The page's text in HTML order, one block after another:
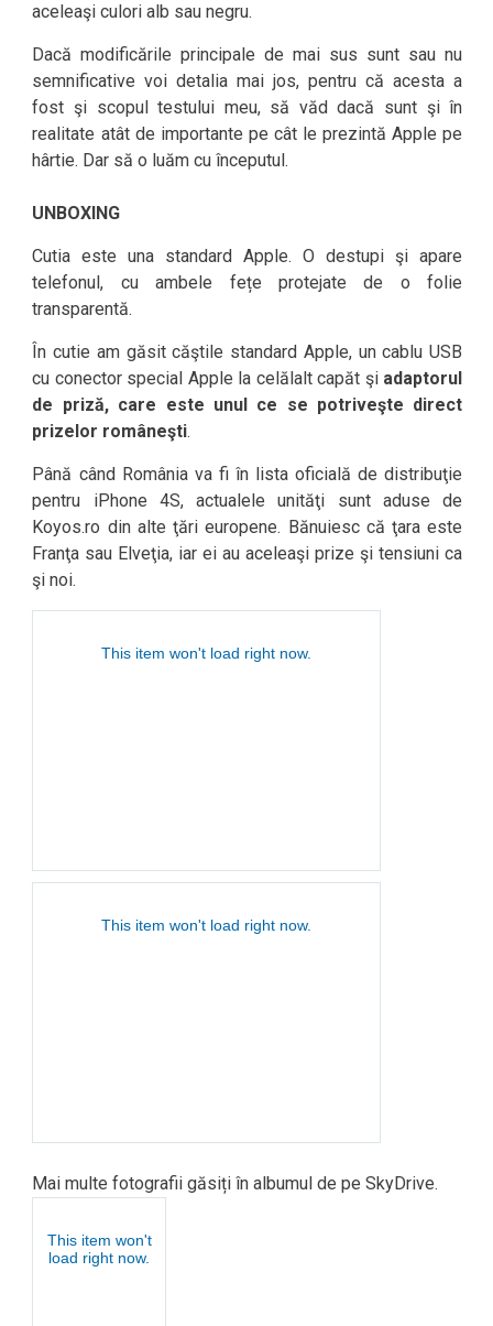
aceleaşi culori alb sau negru.
Dacă modificările principale de mai sus sunt sau nu
semnificative voi detalia mai jos, pentru că acesta a
fost şi scopul testului meu, să văd dacă sunt şi în
realitate atât de importante pe cât le prezintă Apple pe
hârtie. Dar să o luăm cu începutul.
UNBOXING
Cutia este una standard Apple. O destupi şi apare
telefonul, cu ambele fețe protejate de o folie
transparentă.
În cutie am găsit căştile standard Apple, un cablu USB
cu conector special Apple la celălalt capăt şi adaptorul
de priză, care este unul ce se potriveşte direct
prizelor româneşti.
Până când România va fi în lista oficială de distribuţie
pentru iPhone 4S, actualele unităţi sunt aduse de
Koyos.ro din alte ţări europene. Bănuiesc că ţara este
Franţa sau Elveţia, iar ei au aceleaşi prize şi tensiuni ca
şi noi.
Mai multe fotografii găsiți în albumul de pe SkyDrive.